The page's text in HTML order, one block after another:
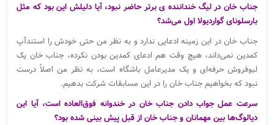
جناب خان در لیگ خنداننده ی برتر حاضر نبود، آیا دلیلش این بود که مثل
بارسلونای گواردیولا اول می‌شد؟
جناب خان در این زمینه ادعایی ندارد و به نظر من حتی خودش را استندآپ
کمدین نمی‌داند، هیچ وقت هم ادعای کمدین بودن نکرده، جناب خان یک
لبوفروش حرفه‌ای و یک مدیرعامل باشگاه است، به نظر من اصلاً درست
نبود که بخواهیم جناب خان را در این مسابقات شرکت بدهیم.
سرعت عمل جواب دادن جناب خان در خندوانه فوق‌العاده است، آیا این
دیالوگ‌ها بین مهمانان و جناب خان از قبل پیش بینی شده بود؟